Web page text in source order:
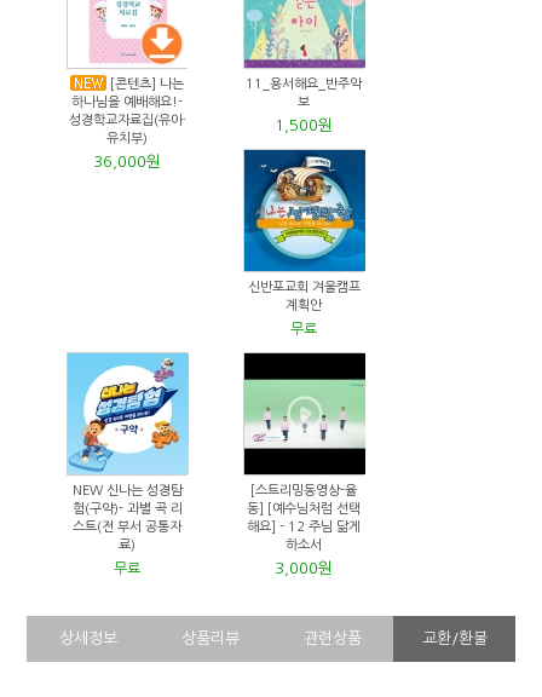
[콘텐츠] 나는
하나님을 예배해요!-
성경학교자료집(유아·
유치부)
36,000원
11_용서해요_반주악
보
1,500원
신반포교회 겨울캠프
계획안
무료
NEW 신나는 성경탐
험(구약)- 과별 곡 리
스트(전 부서 공통자
료)
무료
[스트리밍동영상-율
동] [예수님처럼 선택
해요] - 12 주님 닮게
하소서
3,000원
상세정보 상품리뷰 관련상품 교환/환불